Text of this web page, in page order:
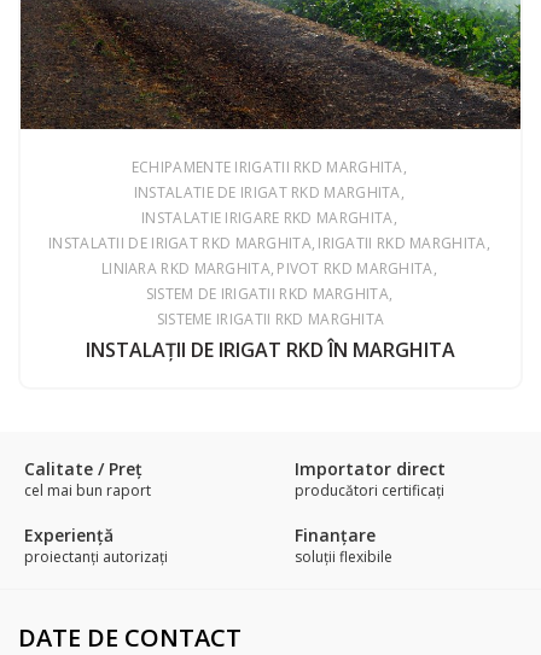
ECHIPAMENTE IRIGATII RKD MARGHITA
INSTALATIE DE IRIGAT RKD MARGHITA
INSTALATIE IRIGARE RKD MARGHITA
INSTALATII DE IRIGAT RKD MARGHITA IRIGATII RKD MARGHITA
LINIARA RKD MARGHITA PIVOT RKD MARGHITA
SISTEM DE IRIGATII RKD MARGHITA
SISTEME IRIGATII RKD MARGHITA
INSTALAŢII DE IRIGAT RKD ÎN MARGHITA
Calitate / Preţ
cel mai bun raport
Importator direct
producători certificaţi
Experienţă
proiectanți autorizați
Finanțare
soluții flexibile
DATE DE CONTACT